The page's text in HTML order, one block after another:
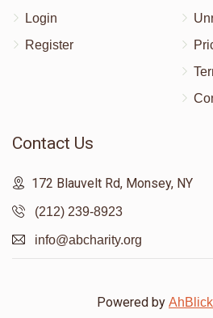
Login
Register
Contact Us
172 Blauvelt Rd, Monsey, NY
(212) 239-8923
info@abcharity.org
Powered by